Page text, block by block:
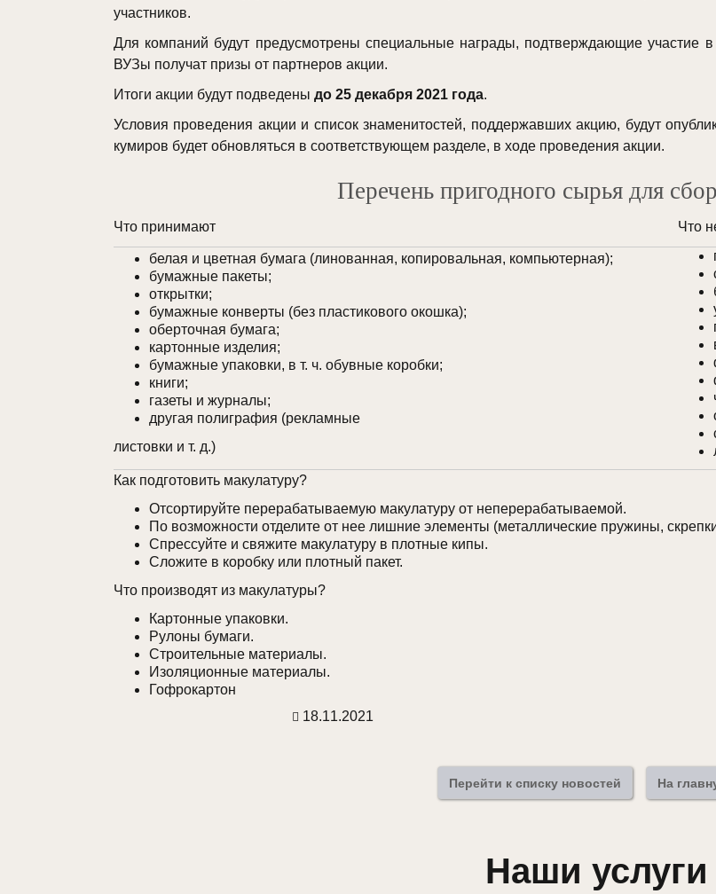
участников.
Для компаний будут предусмотрены специальные награды, подтверждающие участие
ВУЗы получат призы от партнеров акции.
Итоги акции будут подведены до 25 декабря 2021 года.
Условия проведения акции и список знаменитостей, поддержавших акцию, будут
кумиров будет обновляться в соответствующем разделе, в ходе проведения акции.
Перечень пригодного сырья для
Что принимают Что
белая и цветная бумага (линованная, копировальная, компьютерная);
бумажные пакеты;
открытки;
бумажные конверты (без пластикового окошка);
оберточная бумага;
картонные изделия;
бумажные упаковки, в т. ч. обувные коробки;
книги;
газеты и журналы;
другая полиграфия (рекламные
листовки и т. д.)
Как подготовить макулатуру?
Отсортируйте перерабатываемую макулатуру от неперерабатываемой.
По возможности отделите от нее лишние элементы (металлические пружины,
Спрессуйте и свяжите макулатуру в плотные кипы.
Сложите в коробку или плотный пакет.
Что производят из макулатуры?
Картонные упаковки.
Рулоны бумаги.
Строительные материалы.
Изоляционные материалы.
Гофрокартон
18.11.2021
Перейти к списку новостей На
Наши услуги